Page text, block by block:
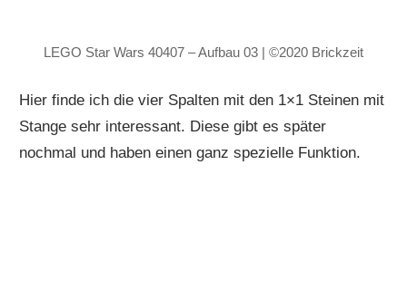
LEGO Star Wars 40407 – Aufbau 03 | ©2020 Brickzeit
Hier finde ich die vier Spalten mit den 1×1 Steinen mit
Stange sehr interessant. Diese gibt es später
nochmal und haben einen ganz spezielle Funktion.